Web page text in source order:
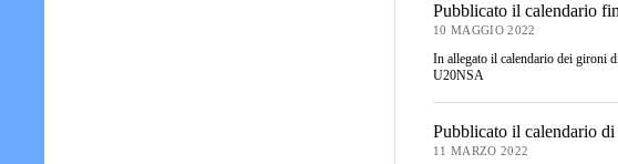
Pubblicato il calendario
10 MAGGIO 2022
In allegato il calendario dei
U20NSA
Pubblicato il calendario
11 MARZO 2022